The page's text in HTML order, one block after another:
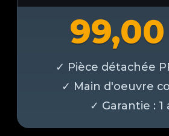
99,00